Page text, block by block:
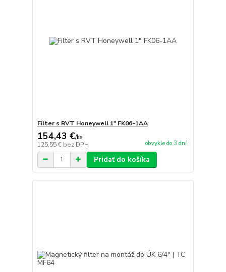
Filter s RVT Honeywell 1" FK06-1AA
154,43 €/ks
125,55 € bez DPH obvykle do 3 dní
Pridať do košíka